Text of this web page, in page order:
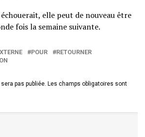
elle peut de nouveau être
fois la semaine suivante.
POUR
RETOURNER
pas publiée. Les champs obligatoires sont